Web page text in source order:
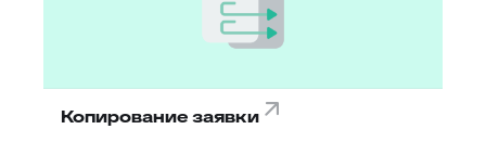
Копирование заявки